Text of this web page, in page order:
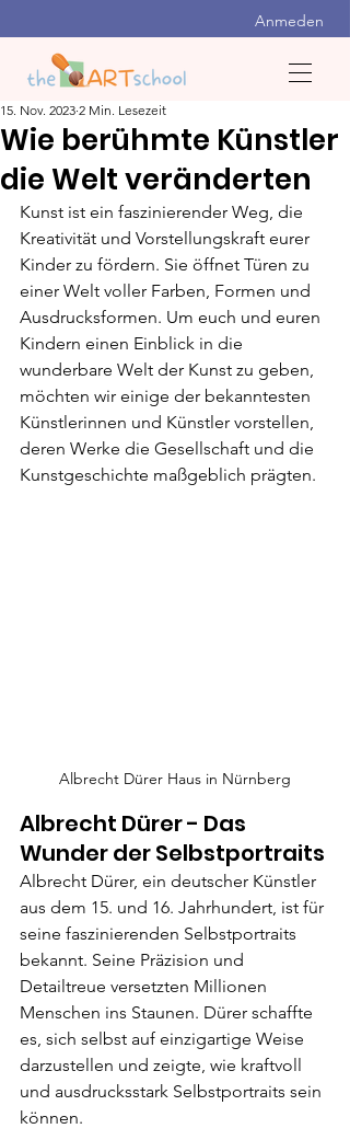
Anmeden
Wie berühmte Künstler
die Welt veränderten
15. Nov. 2023 2 Min. Lesezeit
Kunst ist ein faszinierender Weg, die
Kreativität und Vorstellungskraft eurer
Kinder zu fördern. Sie öffnet Türen zu
einer Welt voller Farben, Formen und
Ausdrucksformen. Um euch und euren
Kindern einen Einblick in die
wunderbare Welt der Kunst zu geben,
möchten wir einige der bekanntesten
Künstlerinnen und Künstler vorstellen,
deren Werke die Gesellschaft und die
Kunstgeschichte maßgeblich prägten.
Albrecht Dürer Haus in Nürnberg
Albrecht Dürer - Das
Wunder der Selbstportraits
Albrecht Dürer, ein deutscher Künstler
aus dem 15. und 16. Jahrhundert, ist für
seine faszinierenden Selbstportraits
bekannt. Seine Präzision und
Detailtreue versetzten Millionen
Menschen ins Staunen. Dürer schaffte
es, sich selbst auf einzigartige Weise
darzustellen und zeigte, wie kraftvoll
und ausdrucksstark Selbstportraits sein
können.